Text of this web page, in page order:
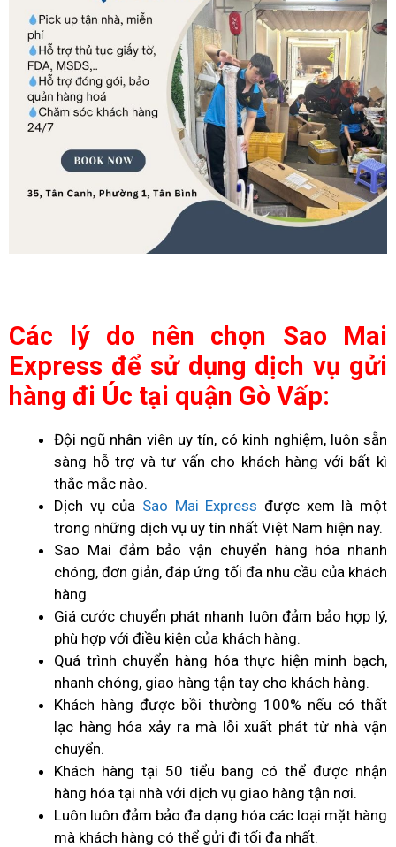
Các lý do nên chọn Sao Mai
Express để sử dụng dịch vụ gửi
hàng đi Úc tại quận Gò Vấp:
Đội ngũ nhân viên uy tín, có kinh nghiệm, luôn sẵn
sàng hỗ trợ và tư vấn cho khách hàng với bất kì
thắc mắc nào.
Dịch vụ của Sao Mai Express được xem là một
trong những dịch vụ uy tín nhất Việt Nam hiện nay.
Sao Mai đảm bảo vận chuyển hàng hóa nhanh
chóng, đơn giản, đáp ứng tối đa nhu cầu của khách
hàng.
Giá cước chuyển phát nhanh luôn đảm bảo hợp lý,
phù hợp với điều kiện của khách hàng.
Quá trình chuyển hàng hóa thực hiện minh bạch,
nhanh chóng, giao hàng tận tay cho khách hàng.
Khách hàng được bồi thường 100% nếu có thất
lạc hàng hóa xảy ra mà lỗi xuất phát từ nhà vận
chuyển.
Khách hàng tại 50 tiểu bang có thể được nhận
hàng hóa tại nhà với dịch vụ giao hàng tận nơi.
Luôn luôn đảm bảo đa dạng hóa các loại mặt hàng
mà khách hàng có thể gửi đi tối đa nhất.